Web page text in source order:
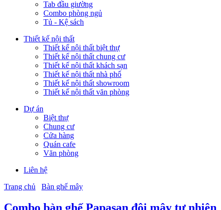
Tab đầu giường
Combo phòng ngủ
Tủ - Kệ sách
Thiết kế nội thất
Thiết kế nội thất biệt thự
Thiết kế nội thất chung cư
Thiết kế nội thất khách sạn
Thiết kế nội thất nhà phố
Thiết kế nội thất showroom
Thiết kế nội thất văn phòng
Dự án
Biệt thự
Chung cư
Cửa hàng
Quán cafe
Văn phòng
Liên hệ
Trang chủ
Bàn ghế mây